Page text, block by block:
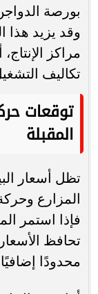
بورصة
وقد يزيد هذا
مراكز
تكاليف
توقعات
المقبلة
تظل أسعار
المزارع
فإذا استمر
تحافظ
محدودًا